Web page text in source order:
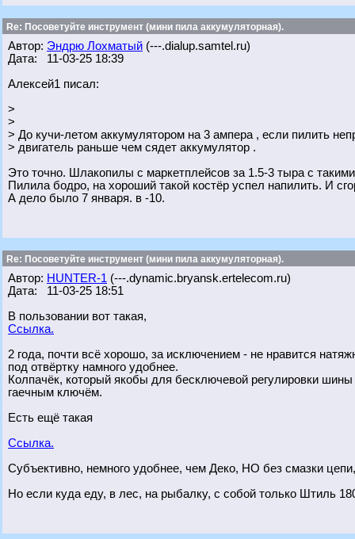
Re: Посоветуйте инструмент (мини пила аккумуляторная).
Автор: Эндрю Лохматый (---.dialup.samtel.ru)
Дата: 11-03-25 18:39
Алексей1 писал:
>
>
> До кучи-летом аккумулятором на 3 ампера , если пилить
> двигатель раньше чем сядет аккумулятор .
Это точно. Шлакопилы с маркетплейсов за 1.5-3 тыра с
Пилила бодро, на хороший такой костёр успел напилить. И
А дело было 7 января. в -10.
Re: Посоветуйте инструмент (мини пила аккумуляторная).
Автор: HUNTER-1 (---.dynamic.bryansk.ertelecom.ru)
Дата: 11-03-25 18:51
В пользовании вот такая,
Ссылка.
2 года, почти всё хорошо, за исключением - не нравится
под отвёртку намного удобнее.
Колпачёк, который якобы для бесключевой регулировки
гаечным ключём.
Есть ещё такая
Ссылка.
Субъективно, немного удобнее, чем Деко, НО без смазки
Но если куда еду, в лес, на рыбалку, с собой только Штиль